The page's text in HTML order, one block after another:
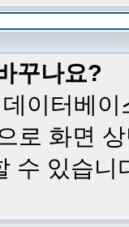
꾸나요?
이터베
로 화면
수 있습니